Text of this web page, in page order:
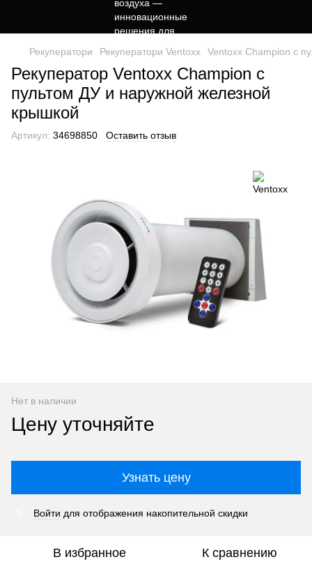
Рекуператори Рекуператори Ventoxx Ventoxx Champion с
Рекуператор Ventoxx Champion с
пультом ДУ и наружной железной
крышкой
Артикул: 34698850 Оставить отзыв
Нет в наличии
Цену уточняйте
Узнать цену
Войти для отображения накопительной скидки
В избранное К сравнению